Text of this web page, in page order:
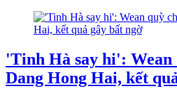
'Tinh Hà say hi': Wean
Dang Hong Hai, kết